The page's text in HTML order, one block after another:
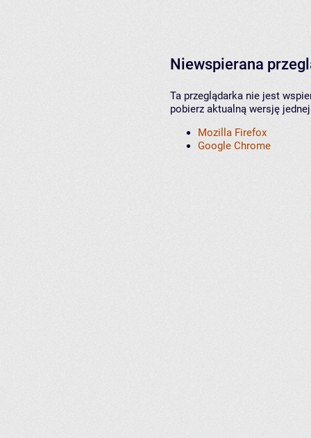
Niewspierana
Ta przeglądarka nie jest
pobierz aktualną wersję
Mozilla Firefox
Google Chrome